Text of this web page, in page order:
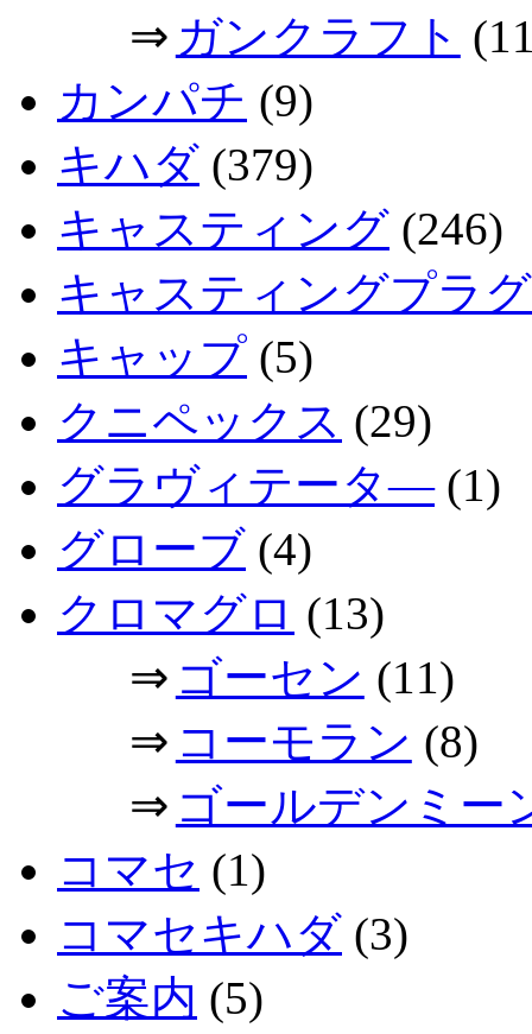
⇒ ガンクラフト
カンパチ (9)
キハダ (379)
キャスティング (246)
キャスティングプラ
キャップ (5)
クニペックス (29)
グラヴィテータ―(1)
グローブ (4)
クロマグロ (13)
⇒ ゴーセン (11)
⇒ コーモラン (8)
⇒ ゴールデンミー
コマセ (1)
コマセキハダ (3)
ご案内 (5)